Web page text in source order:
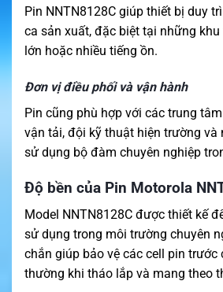
Pin NNTN8128C giúp thiết bị duy
ca sản xuất, đặc biệt tại những
lớn hoặc nhiều tiếng ồn.
Đơn vị điều phối và vận hành
Pin cũng phù hợp với các trung
vận tải, đội kỹ thuật hiện trường và
sử dụng bộ đàm chuyên nghiệp
Độ bền của Pin Motorola
Model NNTN8128C được thiết kế
sử dụng trong môi trường chuyên
chắn giúp bảo vệ các cell pin trước
thường khi tháo lắp và mang theo